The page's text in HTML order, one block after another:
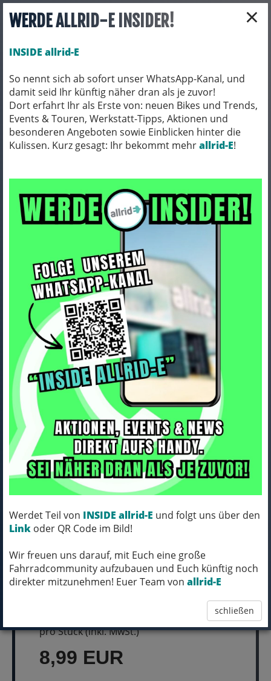
×
WERDE ALLRID-E INSIDER!
INSIDE allrid-E
So nennt sich ab sofort unser WhatsApp-Kanal, und
damit seid Ihr künftig näher dran als je zuvor!
Dort erfahrt Ihr als Erste von: neuen Bikes und Trends,
Events & Touren, Werkstatt-Tipps, Aktionen und
besonderen Angeboten sowie Einblicken hinter die
Kulissen. Kurz gesagt: Ihr bekommt mehrallrid-E!
Werdet Teil von INSIDE allrid-E und folgt uns über den
Link oder QR Code im Bild!
Wir freuen uns darauf, mit Euch eine große
Fahrradcommunity aufzubauen und Euch künftig noch
direkter mitzunehmen! Euer Team von allrid-E
schließen
Toggle navigation
FAHRRADTEILE SCHLÄUCHE
Bontrager Schlauch Bontrager
Standard 18 x 1,75–2,125
Art.Nr. 403698
pro Stück (inkl. MwSt.)
8,99 EUR